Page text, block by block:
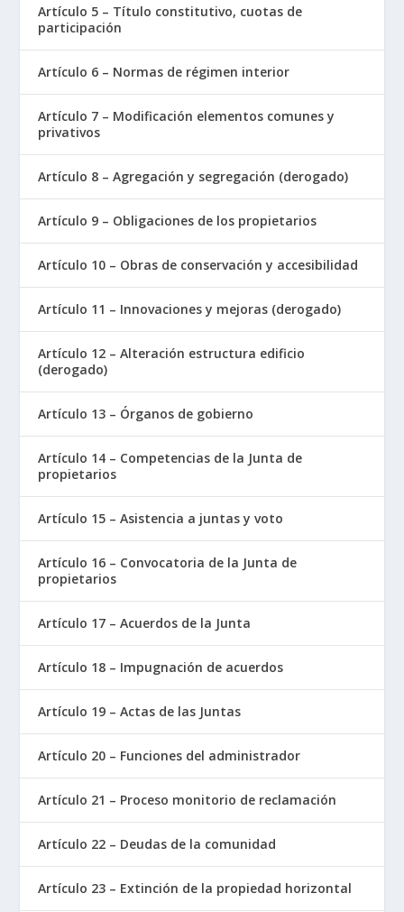
Artículo 5 – Título constitutivo, cuotas de
participación
Artículo 6 – Normas de régimen interior
Artículo 7 – Modificación elementos comunes y
privativos
Artículo 8 – Agregación y segregación (derogado)
Artículo 9 – Obligaciones de los propietarios
Artículo 10 – Obras de conservación y accesibilidad
Artículo 11 – Innovaciones y mejoras (derogado)
Artículo 12 – Alteración estructura edificio
(derogado)
Artículo 13 – Órganos de gobierno
Artículo 14 – Competencias de la Junta de
propietarios
Artículo 15 – Asistencia a juntas y voto
Artículo 16 – Convocatoria de la Junta de
propietarios
Artículo 17 – Acuerdos de la Junta
Artículo 18 – Impugnación de acuerdos
Artículo 19 – Actas de las Juntas
Artículo 20 – Funciones del administrador
Artículo 21 – Proceso monitorio de reclamación
Artículo 22 – Deudas de la comunidad
Artículo 23 – Extinción de la propiedad horizontal